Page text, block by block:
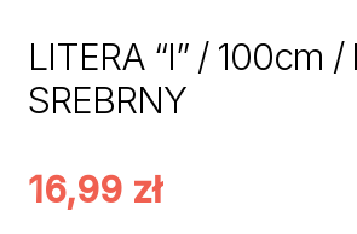
LITERA “I” / 100cm /
SREBRNY
16,99 zł